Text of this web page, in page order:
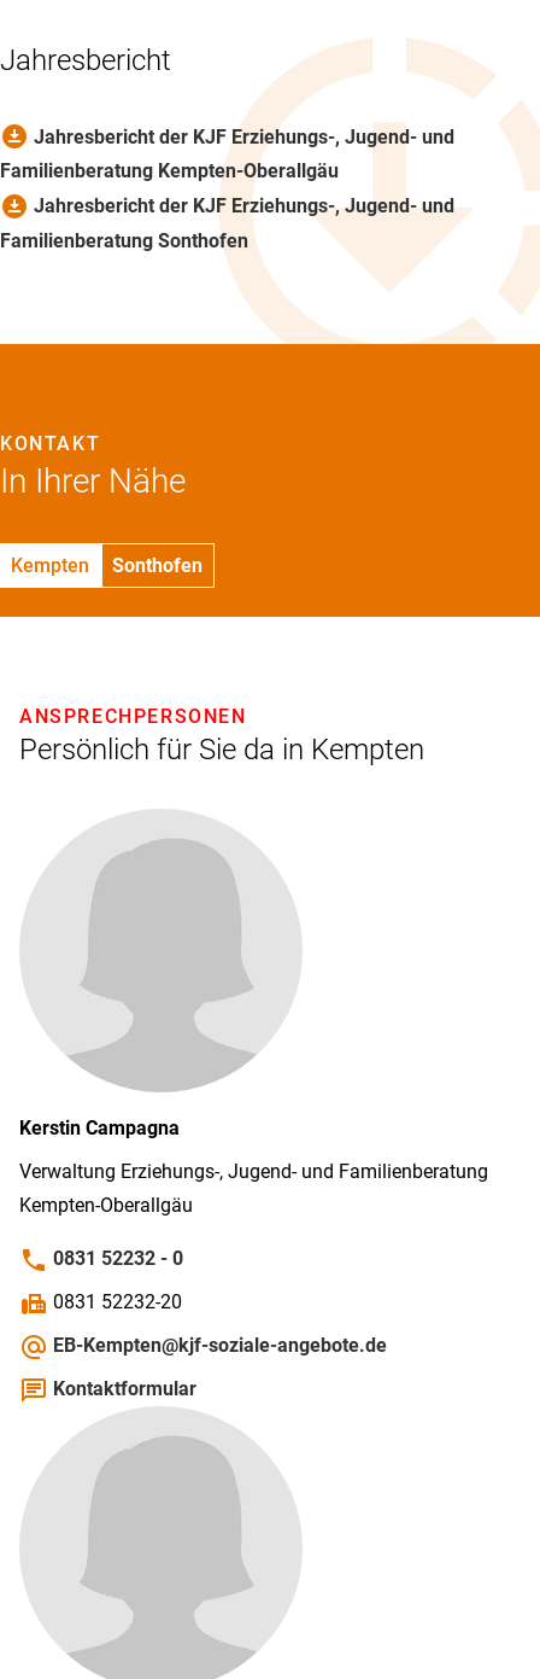
Jahresbericht
download_for_offline Jahresbericht der KJF Erziehungs-, Jugend- und
Familienberatung Kempten-Oberallgäu
download_for_offline Jahresbericht der KJF Erziehungs-, Jugend- und
Familienberatung Sonthofen
In Ihrer Nähe
KONTAKT
Kempten Sonthofen
Persönlich für Sie da in Kempten
ANSPRECHPERSONEN
Kerstin Campagna
Verwaltung Erziehungs-, Jugend- und Familien­beratung
Kempten-­Ober­allgäu
phone 0831 52232 - 0
fax 0831 52232-20
alternate_email EB-Kempten@kjf-soziale-angebote.de
chat Kontaktformular